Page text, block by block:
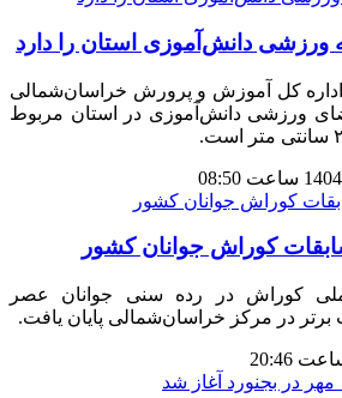
ورزشی دانش‌آموزی استان را دارد
اداره کل آموزش و پرورش خراسان‌شمالی
ورزشی دانش‌آموزی در استان مربوط
کوراش جوانان کشور
کوراش در رده سنی جوانان عصر
برتر در مرکز خراسان‌شمالی پایان یافت.